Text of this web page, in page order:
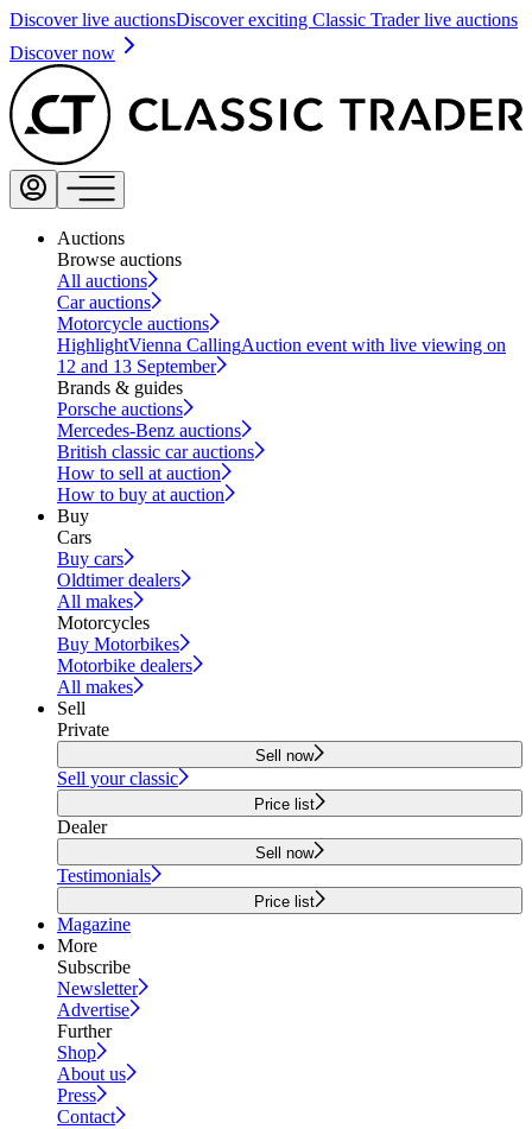
Discover live auctionsDiscover exciting Classic Trader live auctions
Discover now
Auctions
Browse auctions
All auctions
Car auctions
Motorcycle auctions
HighlightVienna CallingAuction event with live viewing on
12 and 13 September
Brands & guides
Porsche auctions
Mercedes-Benz auctions
British classic car auctions
How to sell at auction
How to buy at auction
Buy
Cars
Buy cars
Oldtimer dealers
All makes
Motorcycles
Buy Motorbikes
Motorbike dealers
All makes
Sell
Private
Sell now
Sell your classic
Price list
Dealer
Sell now
Testimonials
Price list
Magazine
More
Subscribe
Newsletter
Advertise
Further
Shop
About us
Press
Contact